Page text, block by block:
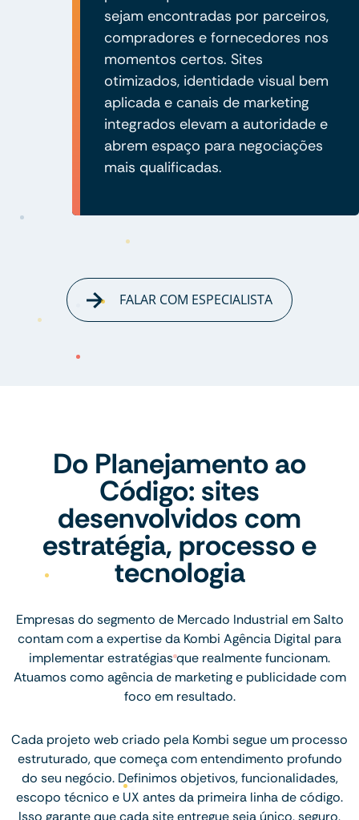
sejam encontradas por parceiros,
compradores e fornecedores nos
momentos certos. Sites
otimizados, identidade visual bem
aplicada e canais de marketing
integrados elevam a autoridade e
abrem espaço para negociações
mais qualificadas.
FALAR COM ESPECIALISTA
Do Planejamento ao
Código: sites
desenvolvidos com
estratégia, processo e
tecnologia
Empresas do segmento de Mercado Industrial em Salto
contam com a expertise da Kombi Agência Digital para
implementar estratégias que realmente funcionam.
Atuamos como agência de marketing e publicidade com
foco em resultado.
Cada projeto web criado pela Kombi segue um processo
estruturado, que começa com entendimento profundo
do seu negócio. Definimos objetivos, funcionalidades,
escopo técnico e UX antes da primeira linha de código.